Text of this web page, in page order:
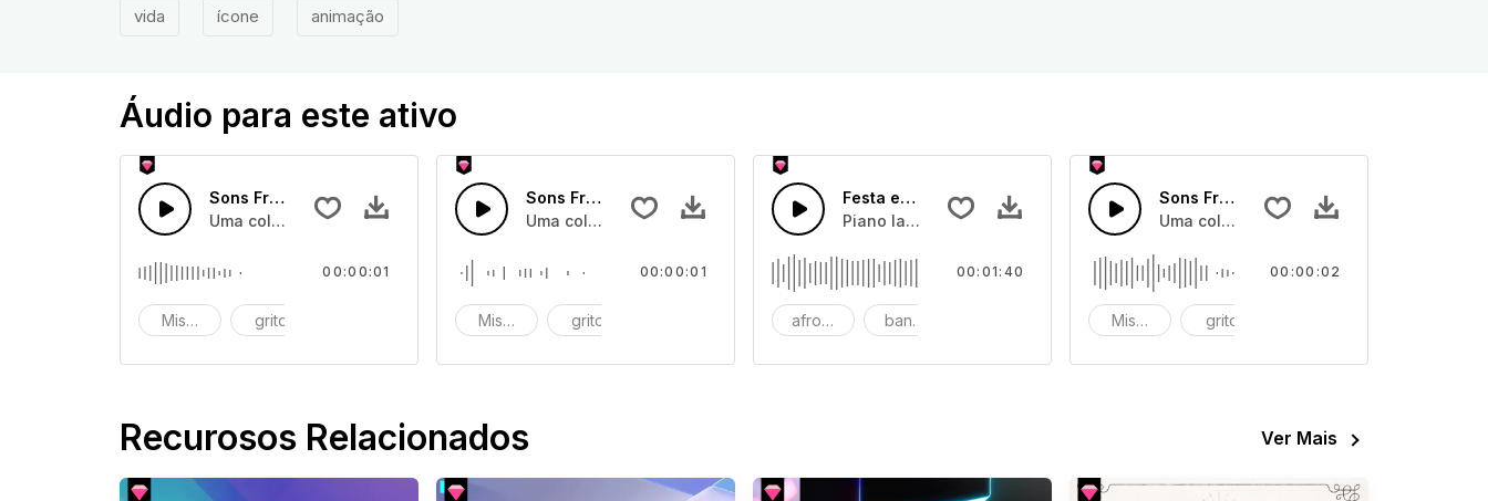
vida ícone animação
Áudio para este ativo
Sons Fracasso Épico 58
Uma coleção de efeitos de sons de gemidos e grunhidos, e rosnados de monstros
Miserável grito
00:00:01
Sons Fracasso Épico 60
Uma coleção de efeitos de sons de gemidos e grunhidos, e rosnados de monstros
Miserável grito
00:00:01
Festa em Cuba
Piano latino, baterias, percussões e baixo divertidos e animadores
afro-cubano banda
00:01:40
Sons Fracasso Épico 59
Uma coleção de efeitos de sons de
Miserável grito
00:00:02
Recurosos Relacionados Ver Mais